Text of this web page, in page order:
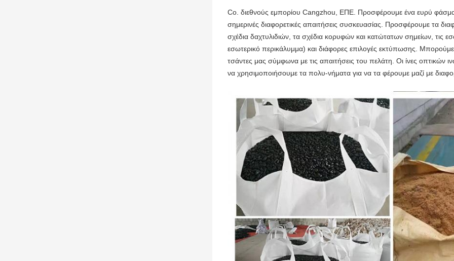
Co. διεθνούς εμπορίου Cangzhou, ΕΠΕ. Προσφέρουμε ένα ευρύ
σημερινές διαφορετικές απαιτήσεις συσκευασίας. Προσφέρουμε τα
σχέδια δαχτυλιδιών, τα σχέδια κορυφών και κατώτατων σημείων, τις
εσωτερικό περικάλυμμα) και διάφορες επιλογές εκτύπωσης.
τσάντες μας σύμφωνα με τις απαιτήσεις του πελάτη. Οι ίνες οπτικών
να χρησιμοποιήσουμε τα πολυ-νήματα για να τα φέρουμε μαζί με